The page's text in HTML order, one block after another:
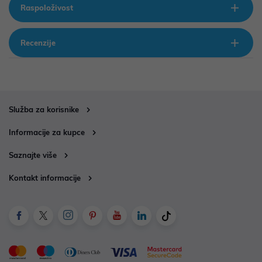
Raspoloživost
Recenzije
Služba za korisnike
Informacije za kupce
Saznajte više
Kontakt informacije